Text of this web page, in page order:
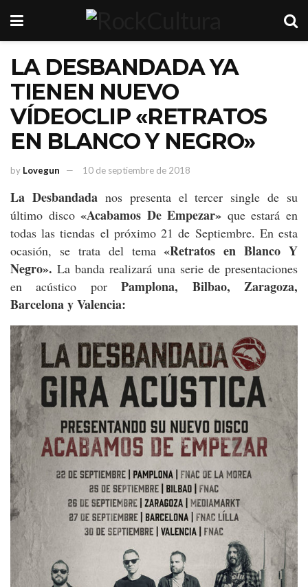
LA DESBANDADA YA
TIENEN NUEVO
VÍDEOCLIP «RETRATOS
EN BLANCO Y NEGRO»
by Lovegun 10 de septiembre de 2018
La Desbandadanos presenta el tercer single de su
último disco«Acabamos De Empezar» que estará en
todas las tiendas el próximo 21 de Septiembre. En esta
ocasión, se trata del tema«Retratos en Blanco Y
Negro».La banda realizará una serie de presentaciones
en acústico porPamplona, Bilbao, Zaragoza,
Barcelona y Valencia: